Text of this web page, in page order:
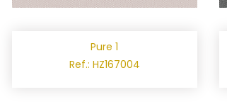
Pure 1
Ref.: HZ167004